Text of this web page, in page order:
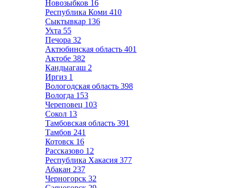
Новозыбков 16
Республика Коми 410
Сыктывкар 136
Ухта 55
Печора 32
Актюбинская область 401
Актобе 382
Кандыагаш 2
Иргиз 1
Вологодская область 398
Вологда 153
Череповец 103
Сокол 13
Тамбовская область 391
Тамбов 241
Котовск 16
Рассказово 12
Республика Хакасия 377
Абакан 237
Черногорск 32